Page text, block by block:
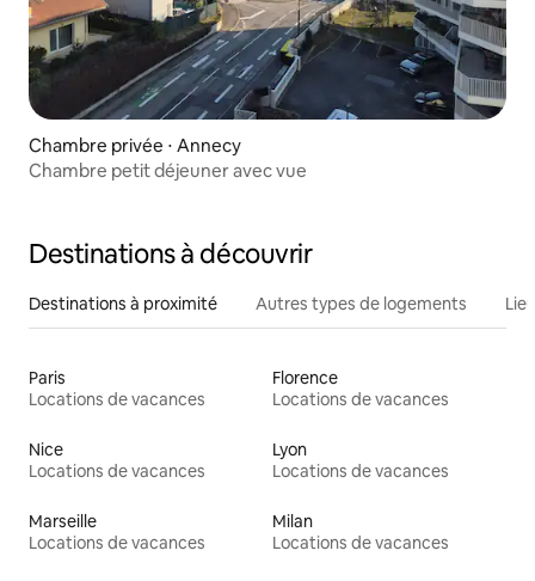
Chambre privée ⋅ Annecy
Chambre petit déjeuner avec vue
Destinations à découvrir
Destinations à proximité Autres types de logements
Paris
Locations de vacances
Florence
Locations de vacances
Nice
Locations de vacances
Lyon
Locations de vacances
Marseille
Locations de vacances
Milan
Locations de vacances